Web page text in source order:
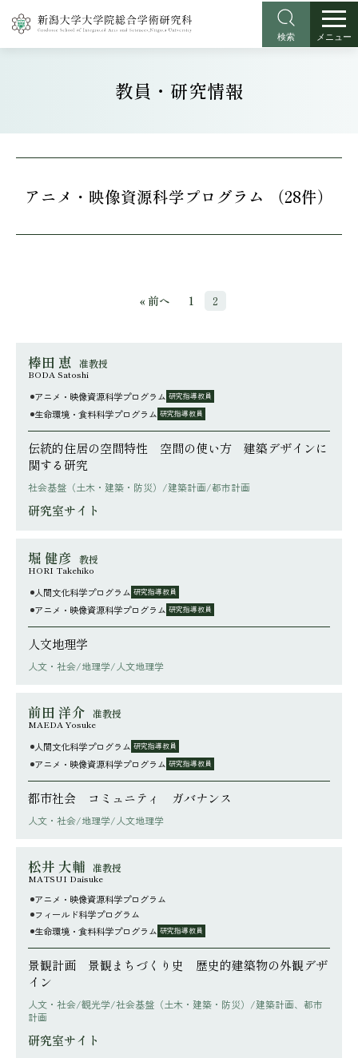
検索 メニュー
教員・研究情報
アニメ・映像資源科学プログラム （28件）
« 前へ 1 2
棒田 恵 准教授
BODA Satoshi
アニメ・映像資源科学プログラム 研究指導教員
生命環境・食料科学プログラム 研究指導教員
伝統的住居の空間特性 空間の使い方 建築デザインに
関する研究
社会基盤（土木・建築・防災）/建築計画/都市計画
研究室サイト
堀 健彦 教授
HORI Takehiko
人間文化科学プログラム 研究指導教員
アニメ・映像資源科学プログラム 研究指導教員
人文地理学
人文・社会/地理学/人文地理学
前田 洋介 准教授
MAEDA Yosuke
人間文化科学プログラム 研究指導教員
アニメ・映像資源科学プログラム 研究指導教員
都市社会 コミュニティ ガバナンス
人文・社会/地理学/人文地理学
松井 大輔 准教授
MATSUI Daisuke
アニメ・映像資源科学プログラム
フィールド科学プログラム
生命環境・食料科学プログラム 研究指導教員
景観計画 景観まちづくり史 歴史的建築物の外観デザ
イン
人文・社会/観光学/社会基盤（土木・建築・防災）/建築計画、都市
計画
研究室サイト